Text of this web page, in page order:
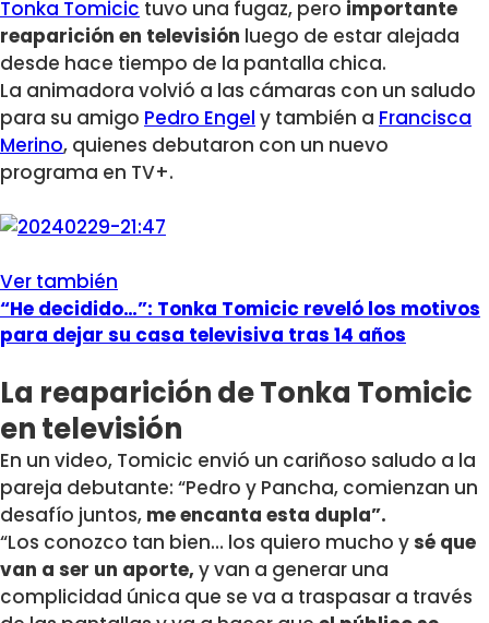
Tonka Tomicic tuvo una fugaz, pero importante
reaparición en televisión luego de estar alejada
desde hace tiempo de la pantalla chica.
La animadora volvió a las cámaras con un saludo
para su amigo Pedro Engel y también a Francisca
Merino, quienes debutaron con un nuevo
programa en TV+.
Ver también
“He decidido…”: Tonka Tomicic reveló los motivos
para dejar su casa televisiva tras 14 años
La reaparición de Tonka Tomicic
en televisión
En un video, Tomicic envió un cariñoso saludo a la
pareja debutante: “Pedro y Pancha, comienzan un
desafío juntos, me encanta esta dupla”.
“Los conozco tan bien… los quiero mucho ysé que
van a ser un aporte, y van a generar una
complicidad única que se va a traspasar a través